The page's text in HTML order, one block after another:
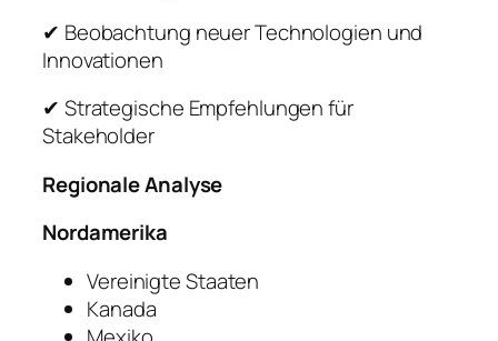
✔ Beobachtung neuer Technologien und
Innovationen
✔ Strategische Empfehlungen für
Stakeholder
Regionale Analyse
Nordamerika
Vereinigte Staaten
Kanada